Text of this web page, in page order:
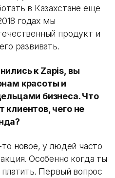
в Казахстане еще
годах мы
продукт и
развивать.
к Zapis, вы
красоты и
бизнеса. Что
клиентов, чего не
новое, у людей часто
Особенно когда ты
Первый вопрос